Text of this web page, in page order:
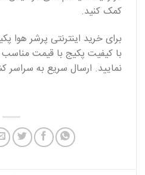
کمک کنید.
برای خرید اینترنتی پرشر هوا
با کیفیت پکیج با قیمت مناسب
نمایید. ارسال سریع به سراسر